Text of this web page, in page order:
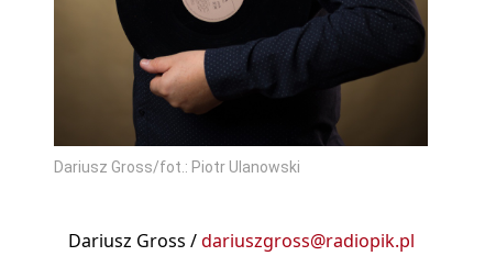
Dariusz Gross/fot.: Piotr Ulanowski
Dariusz Gross /dariuszgross@radiopik.pl